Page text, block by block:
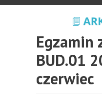
Egzamin
BUD.01
czerwiec